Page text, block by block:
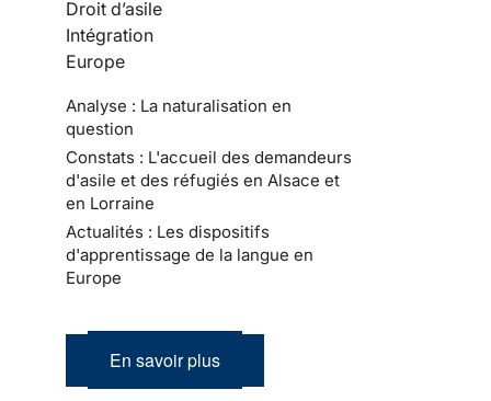
Droit d’asile
Intégration
Europe
Analyse : La naturalisation en
question
Constats : L'accueil des demandeurs
d'asile et des réfugiés en Alsace et
en Lorraine
Actualités : Les dispositifs
d'apprentissage de la langue en
Europe
En savoir plus